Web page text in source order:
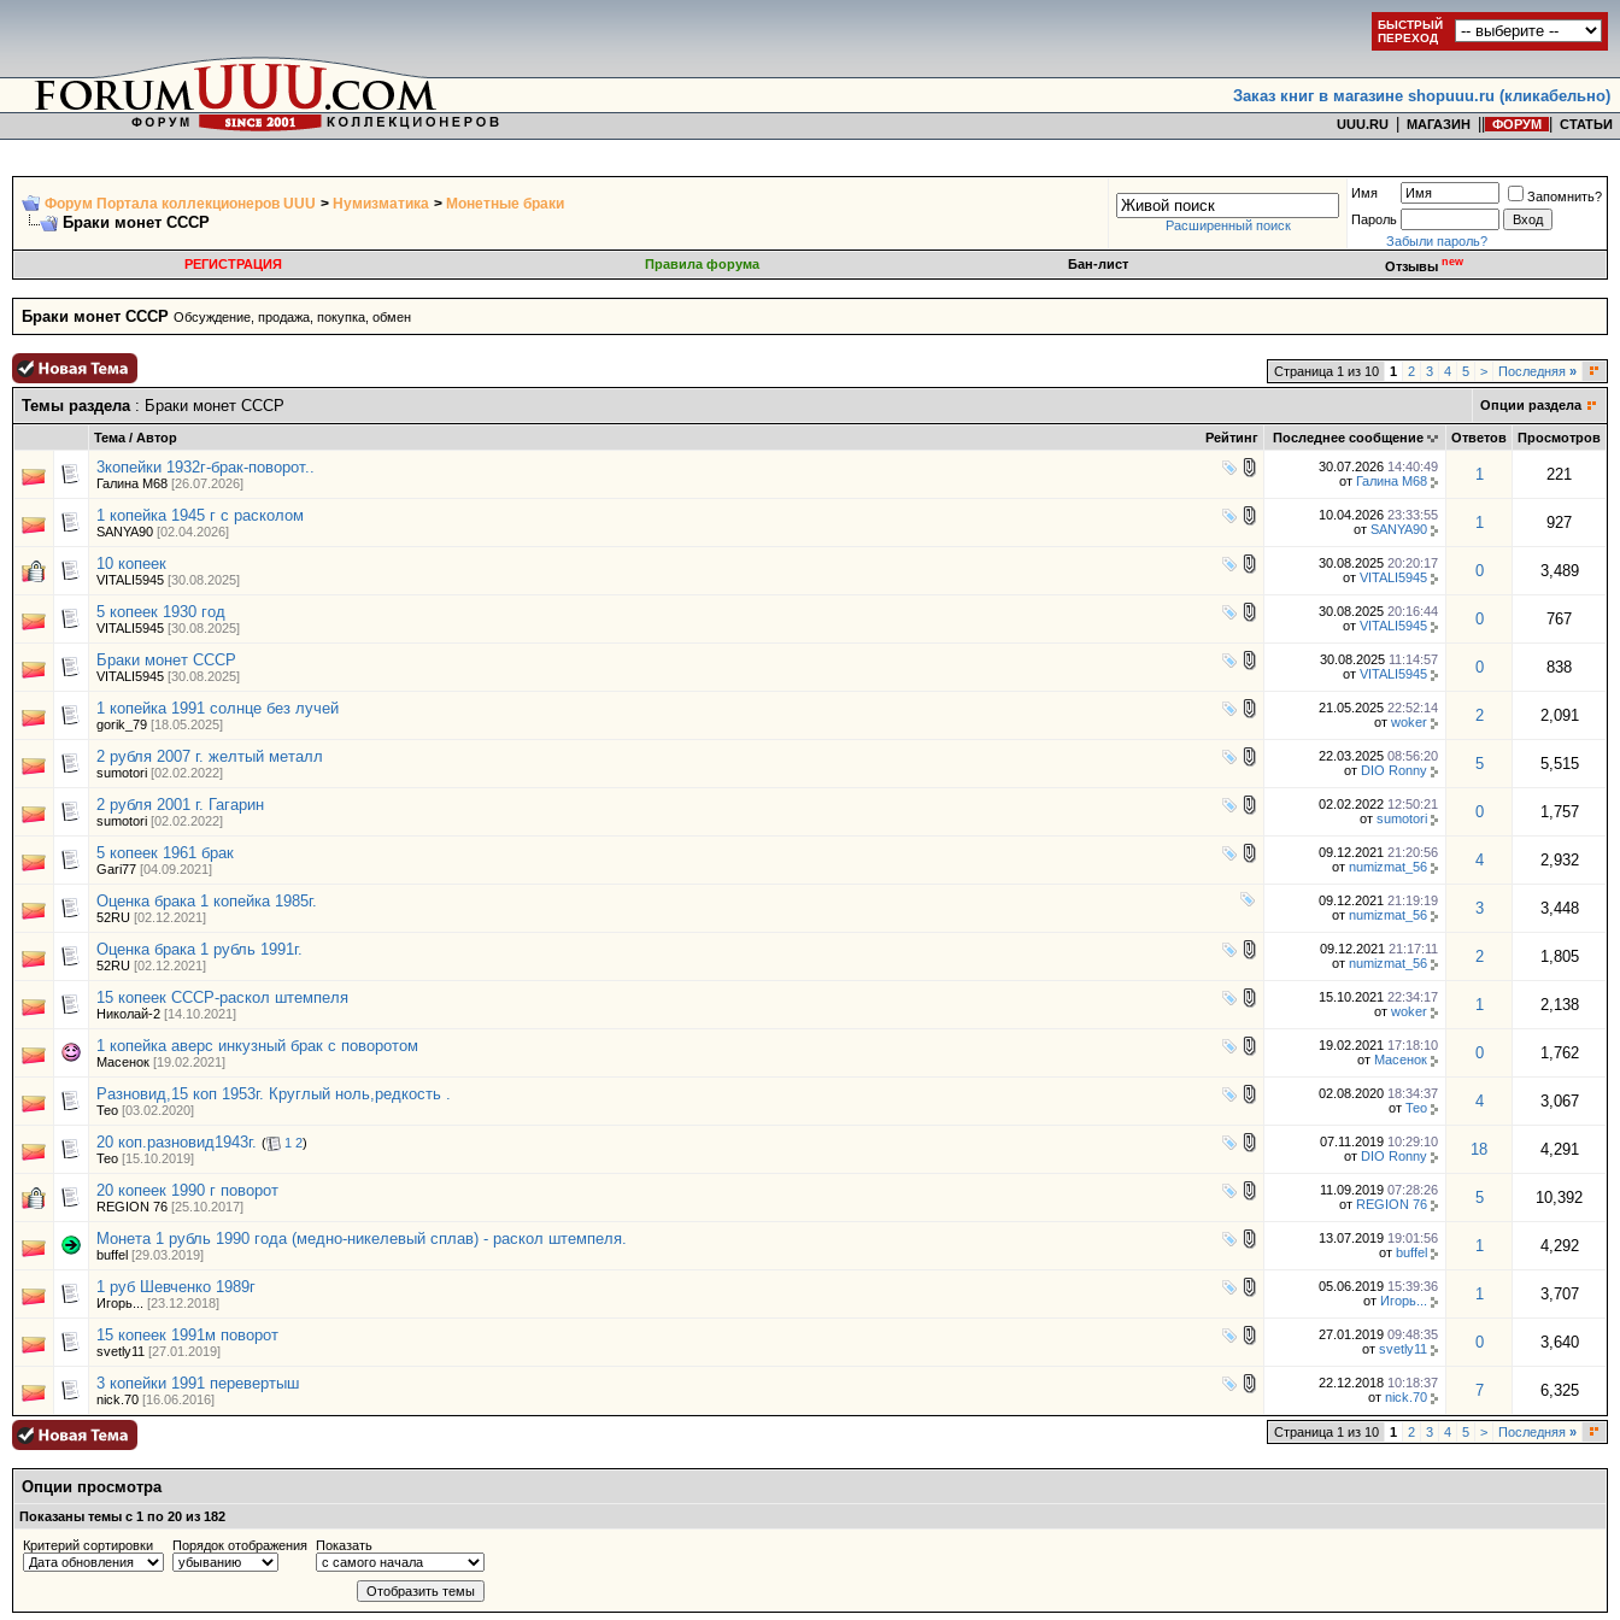
БЫСТРЫЙ
ПЕРЕХОД
Заказ книг в магазине shopuuu.ru (кликабельно)
UUU.RU МАГАЗИН ФОРУМ СТАТЬИ
Форум Портала коллекционеров UUU > Нумизматика > Монетные браки
Браки монет СССР Расширенный поиск
Имя
Запомнить?
Пароль
Забыли пароль?
РЕГИСТРАЦИЯ
Правила форума Бан-лист Отзывы new
Браки монет СССР Обсуждение, продажа, покупка, обмен
Страница 1 из 10 1 2 3 4 5 > Последняя »
Темы раздела: Браки монет СССР Опции раздела
Рейтинг
Тема / Автор Последнее сообщение Ответов Просмотров
3копейки 1932г-брак-поворот..
Галина М68 [26.07.2026]
30.07.2026 14:40:49
от Галина М68 1 221
1 копейка 1945 г с расколом
SANYA90 [02.04.2026]
10.04.2026 23:33:55
от SANYA90 1 927
10 копеек
VITALI5945 [30.08.2025]
30.08.2025 20:20:17
от VITALI5945 0 3,489
5 копеек 1930 год
VITALI5945 [30.08.2025]
30.08.2025 20:16:44
от VITALI5945 0 767
Браки монет СССР
VITALI5945 [30.08.2025]
30.08.2025 11:14:57
от VITALI5945 0 838
1 копейка 1991 солнце без лучей
gorik_79 [18.05.2025]
21.05.2025 22:52:14
от woker 2 2,091
2 рубля 2007 г. желтый металл
sumotori [02.02.2022]
22.03.2025 08:56:20
от DIO Ronny 5 5,515
2 рубля 2001 г. Гагарин
sumotori [02.02.2022]
02.02.2022 12:50:21
от sumotori 0 1,757
5 копеек 1961 брак
Gari77 [04.09.2021]
09.12.2021 21:20:56
от numizmat_56 4 2,932
Оценка брака 1 копейка 1985г.
52RU [02.12.2021]
09.12.2021 21:19:19
от numizmat_56 3 3,448
Оценка брака 1 рубль 1991г.
52RU [02.12.2021]
09.12.2021 21:17:11
от numizmat_56 2 1,805
15 копеек СССР-раскол штемпеля
Николай-2 [14.10.2021]
15.10.2021 22:34:17
от woker 1 2,138
1 копейка аверс инкузный брак с поворотом
Масенок [19.02.2021]
19.02.2021 17:18:10
от Масенок 0 1,762
Разновид,15 коп 1953г. Круглый ноль,редкость .
Тео [03.02.2020]
02.08.2020 18:34:37
от Тео 4 3,067
20 коп.разновид1943г. ( 1 2)
Тео [15.10.2019]
07.11.2019 10:29:10
от DIO Ronny 18 4,291
20 копеек 1990 г поворот
REGION 76 [25.10.2017]
11.09.2019 07:28:26
от REGION 76 5 10,392
Монета 1 рубль 1990 года (медно-никелевый сплав) - раскол штемпеля.
buffel [29.03.2019]
13.07.2019 19:01:56
от buffel 1 4,292
1 руб Шевченко 1989г
Игорь... [23.12.2018]
05.06.2019 15:39:36
от Игорь... 1 3,707
15 копеек 1991м поворот
svetly11 [27.01.2019]
27.01.2019 09:48:35
от svetly11 0 3,640
3 копейки 1991 перевертыш
nick.70 [16.06.2016]
22.12.2018 10:18:37
от nick.70 7 6,325
Страница 1 из 10 1 2 3 4 5 > Последняя »
Опции просмотра
Показаны темы с 1 по 20 из 182
Критерий сортировки
Порядок отображения Показать